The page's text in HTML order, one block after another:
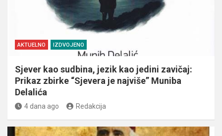
AKTUELNO IZDVOJENO
Sjever kao sudbina, jezik kao jedini zavičaj:
Prikaz zbirke “Sjevera je najviše” Muniba
Delalića
4 dana ago Redakcija